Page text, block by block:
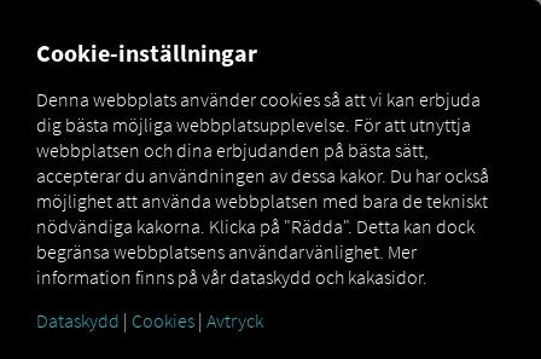
KONTAKTFORMULÄR
Cookie-inställningar
Denna webbplats använder cookies så att vi kan erbjuda
dig bästa möjliga webbplatsupplevelse. För att utnyttja
webbplatsen och dina erbjudanden på bästa sätt,
accepterar du användningen av dessa kakor. Du har också
möjlighet att använda webbplatsen med bara de tekniskt
nödvändiga kakorna. Klicka på "Rädda". Detta kan dock
begränsa webbplatsens användarvänlighet. Mer
information finns på vår dataskydd och kakasidor.
Dataskydd | Cookies | Avtryck